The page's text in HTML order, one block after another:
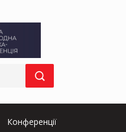
Конференції